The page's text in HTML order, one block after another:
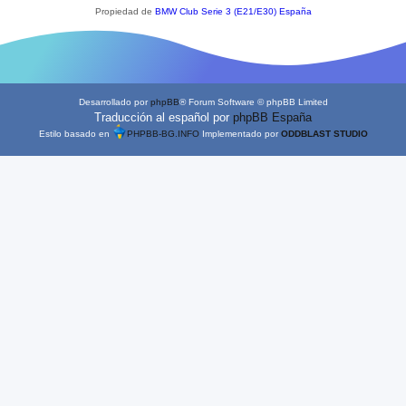
Propiedad de BMW Club Serie 3 (E21/E30) España
Desarrollado porphpBB® Forum Software © phpBB Limited
Traducción al español por phpBB España
Estilo basado en PHPBB-BG.INFOImplementado porODDBLAST STUDIO